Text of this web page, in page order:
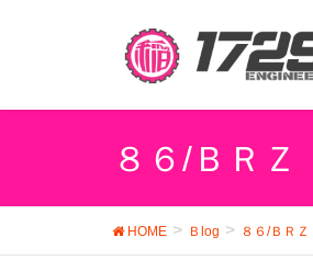
８６/ＢＲＺ
HOME Ｂlog ８６/ＢＲＺ